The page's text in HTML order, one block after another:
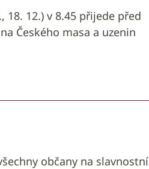
18. 12.) v 8.45 přijede před
Českého masa a uzenin
občany na slavnostní